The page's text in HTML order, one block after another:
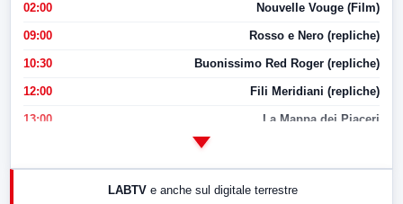
02:00 Nouvelle Vouge (Film)
09:00 Rosso e Nero (repliche)
10:30 Buonissimo Red Roger (repliche)
12:00 Fili Meridiani (repliche)
13:00 La Mappa dei Piaceri
LABTV e anche sul digitale terrestre